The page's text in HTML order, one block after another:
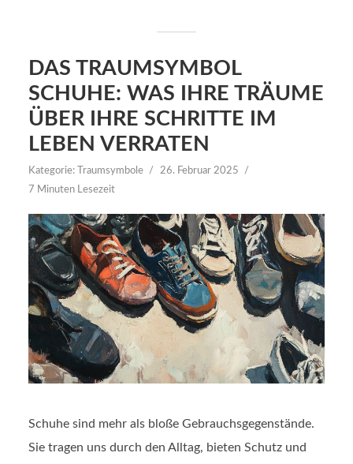
DAS TRAUMSYMBOL
SCHUHE: WAS IHRE TRÄUME
ÜBER IHRE SCHRITTE IM
LEBEN VERRATEN
Kategorie: Traumsymbole
26. Februar 2025
7 Minuten Lesezeit
Schuhe sind mehr als bloße Gebrauchsgegenstände.
Sie tragen uns durch den Alltag, bieten Schutz und